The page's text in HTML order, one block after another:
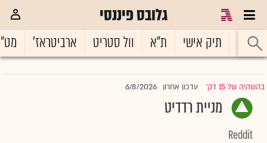
גלובס פיננסי
ראשי תיק אישי ת"א וול סטריט ארביטראז'
בהשהיה של 15 דק' |עדכון אחרון 6/8/2026
מניית רדדיט
Reddit